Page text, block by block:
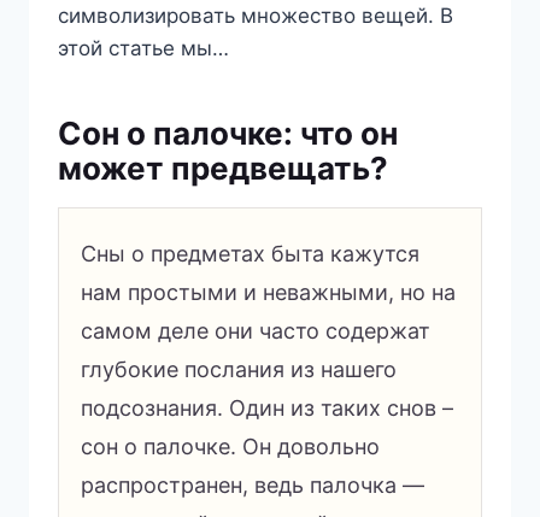
символизировать множество вещей. В
этой статье мы…
Сон о палочке: что он
может предвещать?
Сны о предметах быта кажутся
нам простыми и неважными, но на
самом деле они часто содержат
глубокие послания из нашего
подсознания. Один из таких снов –
сон о палочке. Он довольно
распространен, ведь палочка —